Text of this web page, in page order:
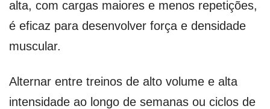
alta, com cargas maiores e menos repetições,
é eficaz para desenvolver força e densidade
muscular.
Alternar entre treinos de alto volume e alta
intensidade ao longo de semanas ou ciclos de